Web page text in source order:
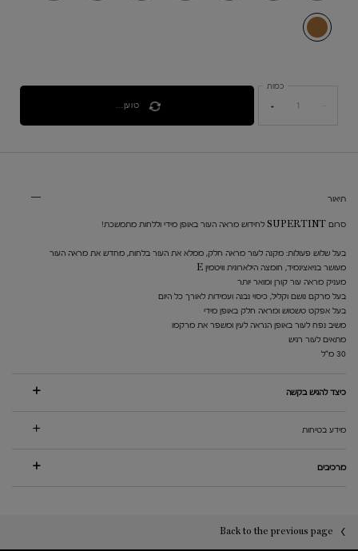
נבחר
40W, 8 of 8
כמות
+ טוען...
תיאור
סרום SUPERTINT לחידוש מראה העור באופן מידי וללחות מתמשכת!
בעל שלוש פעולות: מקנה לעור מראה חלק, ממלא את העור בלחות, מחדש את מראה העור
מעושר בניאצינמיד, חומצה הילארונית וויטמין E
מעניק מראה עור קורן ומואר יותר
בעל מרקם נושם וקליל, כיסוי נבנה ועמידות לאורך כל היום
בעל אפקט טשטוש ומראה חלק באופן מידי
משיב נפח לעור באופן הנראה לעין ומשפר את מרקמו
מתאים לעור רגיש
30 מ"ל
כיצד להגיש בקשה
מידע בטיחות
מרכיבים
Back to the previous page